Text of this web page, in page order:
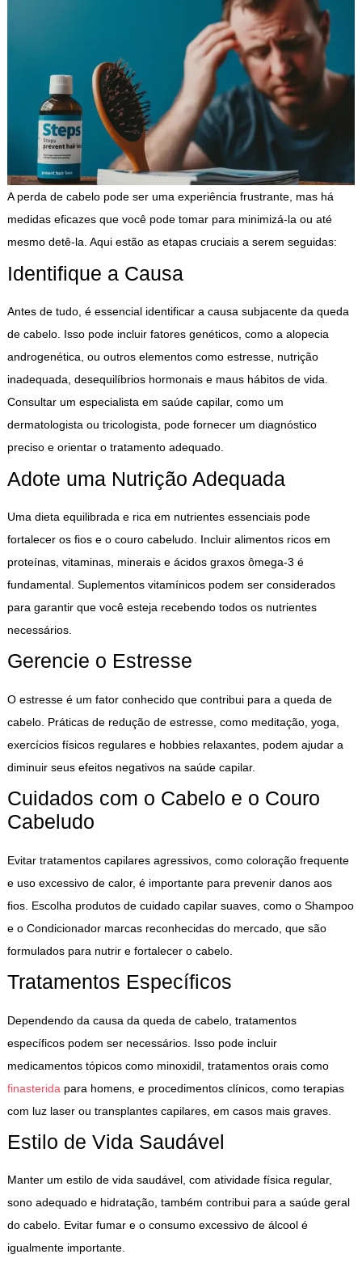
A perda de cabelo pode ser uma experiência frustrante, mas há
medidas eficazes que você pode tomar para minimizá-la ou até
mesmo detê-la. Aqui estão as etapas cruciais a serem seguidas:
Identifique a Causa
Antes de tudo, é essencial identificar a causa subjacente da queda
de cabelo. Isso pode incluir fatores genéticos, como a alopecia
androgenética, ou outros elementos como estresse, nutrição
inadequada, desequilíbrios hormonais e maus hábitos de vida.
Consultar um especialista em saúde capilar, como um
dermatologista ou tricologista, pode fornecer um diagnóstico
preciso e orientar o tratamento adequado.
Adote uma Nutrição Adequada
Uma dieta equilibrada e rica em nutrientes essenciais pode
fortalecer os fios e o couro cabeludo. Incluir alimentos ricos em
proteínas, vitaminas, minerais e ácidos graxos ômega-3 é
fundamental. Suplementos vitamínicos podem ser considerados
para garantir que você esteja recebendo todos os nutrientes
necessários.
Gerencie o Estresse
O estresse é um fator conhecido que contribui para a queda de
cabelo. Práticas de redução de estresse, como meditação, yoga,
exercícios físicos regulares e hobbies relaxantes, podem ajudar a
diminuir seus efeitos negativos na saúde capilar.
Cuidados com o Cabelo e o Couro
Cabeludo
Evitar tratamentos capilares agressivos, como coloração frequente
e uso excessivo de calor, é importante para prevenir danos aos
fios. Escolha produtos de cuidado capilar suaves, como o Shampoo
e o Condicionador marcas reconhecidas do mercado, que são
formulados para nutrir e fortalecer o cabelo.
Tratamentos Específicos
Dependendo da causa da queda de cabelo, tratamentos
específicos podem ser necessários. Isso pode incluir
medicamentos tópicos como minoxidil, tratamentos orais como
finasterida para homens, e procedimentos clínicos, como terapias
com luz laser ou transplantes capilares, em casos mais graves.
Estilo de Vida Saudável
Manter um estilo de vida saudável, com atividade física regular,
sono adequado e hidratação, também contribui para a saúde geral
do cabelo. Evitar fumar e o consumo excessivo de álcool é
igualmente importante.